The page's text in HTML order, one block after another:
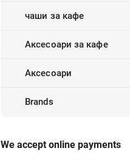
чаши за кафе
Аксесоари за кафе
Аксесоари
Brands
We accept online payments